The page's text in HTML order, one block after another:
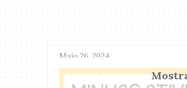
Maio 26, 2024